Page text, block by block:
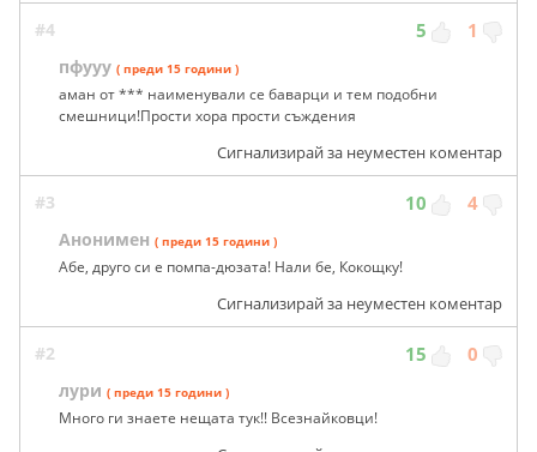
#4 5 1
пфууу ( преди 15 години )
аман от *** наименували се баварци и тем подобни
смешници!Прости хора прости съждения
Сигнализирай за неуместен коментар
#3 10 4
Анонимен ( преди 15 години )
Абе, друго си е помпа-дюзата! Нали бе, Кокощку!
Сигнализирай за неуместен коментар
#2 15 0
лури ( преди 15 години )
Много ги знаете нещата тук!! Всезнайковци!